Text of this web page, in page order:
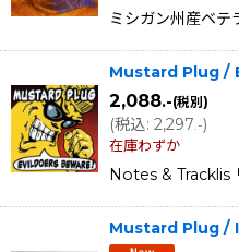
ミシガン州産ベ
Mustard Plug /
2,088.-(税別)
(税込: 2,297.-)
在庫わずか
Notes & Tracklis
Mustard Plug /